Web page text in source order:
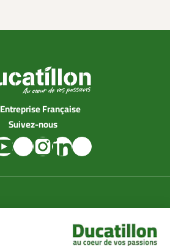
Entreprise Française
Suivez-nous